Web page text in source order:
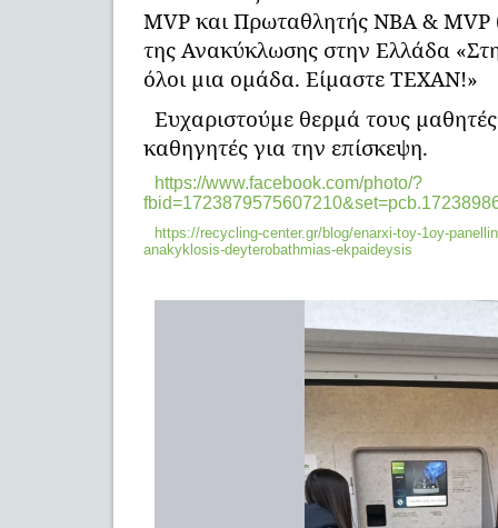
MVP και Πρωταθλητής ΝΒΑ &
της Ανακύκλωσης στην Ελλάδα
όλοι μια ομάδα. Είμαστε ΤΕΧΑΝ!»
Ευχαριστούμε θερμά τους
καθηγητές για την επίσκεψη.
https://www.facebook.com/photo/?
https://recycling-center.gr/blog/enarxi-toy-1oy-
anakyklosis-deyterobathmias-ekpaideysis